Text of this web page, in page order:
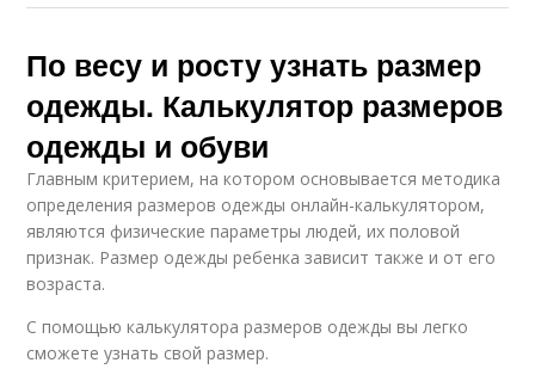
По весу и росту узнать размер
одежды. Калькулятор размеров
одежды и обуви
Главным критерием, на котором основывается методика
определения размеров одежды онлайн-калькулятором,
являются физические параметры людей, их половой
признак. Размер одежды ребенка зависит также и от его
возраста.
С помощью калькулятора размеров одежды вы легко
сможете узнать свой размер.